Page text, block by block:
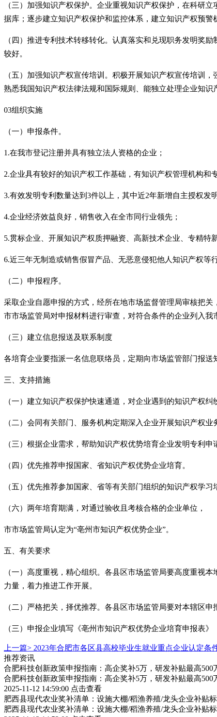
（三）加强知识产权保护。企业重视知识产权保护，在科研
据库；逐步建立知识产权保护和监控体系，建立知识产权预
（四）推进专利技术转移转化。认真落实和兑现职务发明奖
较好。
（五）加强知识产权宣传培训。积极开展知识产权宣传培训
熟悉我国知识产权法律法规和国际规则、能独立处理企业知识
03组织实施
（一）申报条件。
1.在我市登记注册并具有独立法人资格的企业；
2.企业具有较好的知识产权工作基础，有知识产权管理机构
3.有效发明专利数量达到3件以上，其中近2年新增自主授权发
4.企业经济效益良好，销售收入在全市同行业领先；
5.贯标企业、开展知识产权质押融资、高新技术企业、专精特
6.近三年无制造或销售假冒产品、无恶意侵犯他人知识产权等
（二）申报程序。
采取企业自愿申报的方式，经所在地市场监督管理局审核把
市市场监管局对申报材料进行审查，对符合条件的企业列入
（三）建立信息报送及联系制度
各培育企业要指派一名信息联络员，定期向市场监管部门报送
三、支持措施
（一）建立知识产权保护快速通道，对企业遇到的知识产权
（二）会同有关部门、服务机构定期深入企业开展知识产权
（三）根据企业需求，帮助知识产权优势培育企业发明专利
（四）优先推荐申报国家、省知识产权优势企业培育。
（五）优先推荐参加国家、省等有关部门组织的知识产权学
（六）两年培育期满，对通过验收且考核合格的企业单位，
市市场监管局认定为“亳州市知识产权优势企业”。
五、有关要求
（一）高度重视，精心组织。各县区市场监管局要高度重视
力量，着力推进工作开展。
（二）严格把关，择优推荐。各县区市场监管局要对本辖区
（三）申报企业填写《亳州市知识产权优势企业培育申报表
上一篇> 2023年合肥市各区县高校毕业生就业重点企业认定条
推荐资讯
合肥科技创新政策申报指南：高企奖补5万，研发补贴最高500
合肥科技创新政策申报指南：高企奖补5万，研发补贴最高500
2025-11-12 14:59:00 点击查看
肥西县现代农业奖补清单：设施大棚/稻渔养殖/龙头企业补贴
肥西县现代农业奖补清单：设施大棚/稻渔养殖/龙头企业补贴